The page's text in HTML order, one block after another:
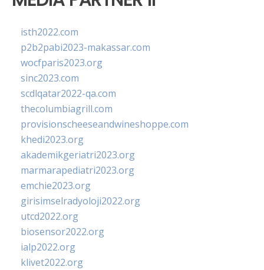
isth2022.com
p2b2pabi2023-makassar.com
wocfparis2023.org
sinc2023.com
scdlqatar2022-qa.com
thecolumbiagrill.com
provisionscheeseandwineshoppe.com
khedi2023.org
akademikgeriatri2023.org
marmarapediatri2023.org
emchie2023.org
girisimselradyoloji2022.org
utcd2022.org
biosensor2022.org
ialp2022.org
klivet2022.org